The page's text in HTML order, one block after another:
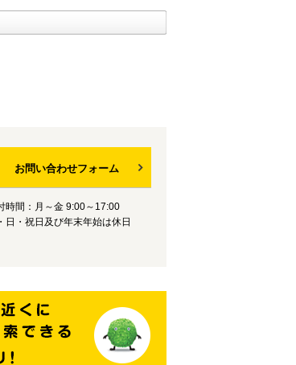
お問い合わせフォーム
時間：月～金 9:00～17:00
日・祝日及び年末年始は休日